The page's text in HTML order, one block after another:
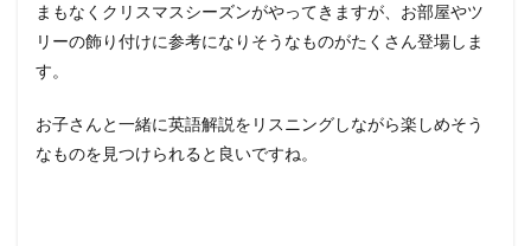
まもなくクリスマスシーズンがやってきますが、お部屋やツ
リーの飾り付けに参考になりそうなものがたくさん登場しま
す。
お子さんと一緒に英語解説をリスニングしながら楽しめそう
なものを見つけられると良いですね。